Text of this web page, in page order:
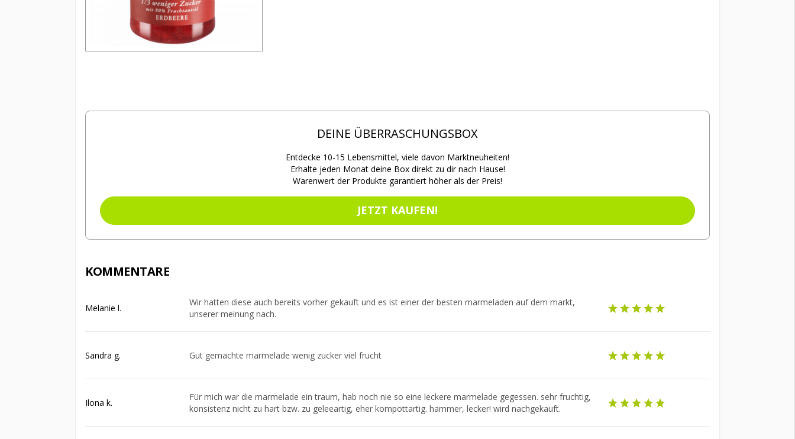
DEINE ÜBERRASCHUNGSBOX
Entdecke 10-15 Lebensmittel, viele davon Marktneuheiten!
Erhalte jeden Monat deine Box direkt zu dir nach Hause!
Warenwert der Produkte garantiert höher als der Preis!
JETZT KAUFEN!
KOMMENTARE
Melanie l.
Wir hatten diese auch bereits vorher gekauft und es ist einer der besten marmeladen auf dem markt,
unserer meinung nach.
Sandra g. Gut gemachte marmelade wenig zucker viel frucht
Ilona k.
Für mich war die marmelade ein traum, hab noch nie so eine leckere marmelade gegessen. sehr fruchtig,
konsistenz nicht zu hart bzw. zu geleeartig, eher kompottartig. hammer, lecker! wird nachgekauft.